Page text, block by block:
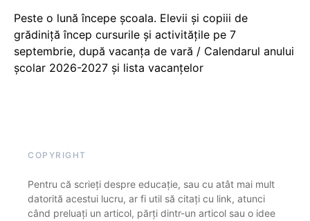
Peste o lună începe școala. Elevii și copiii de
grădiniță încep cursurile și activitățile pe 7
septembrie, după vacanța de vară / Calendarul anului
școlar 2026-2027 și lista vacanțelor
COPYRIGHT
Pentru că scrieți despre educație, sau cu atât mai mult
datorită acestui lucru, ar fi util să citați cu link, atunci
când preluați un articol, părți dintr-un articol sau o idee